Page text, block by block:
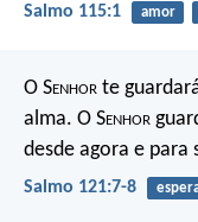
Salmo 115:1 amor
O Senhor te
alma. O Senhor
desde agora e para
Salmo 121:7-8